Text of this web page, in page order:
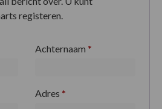
registeren.
Achternaam *
Adres *